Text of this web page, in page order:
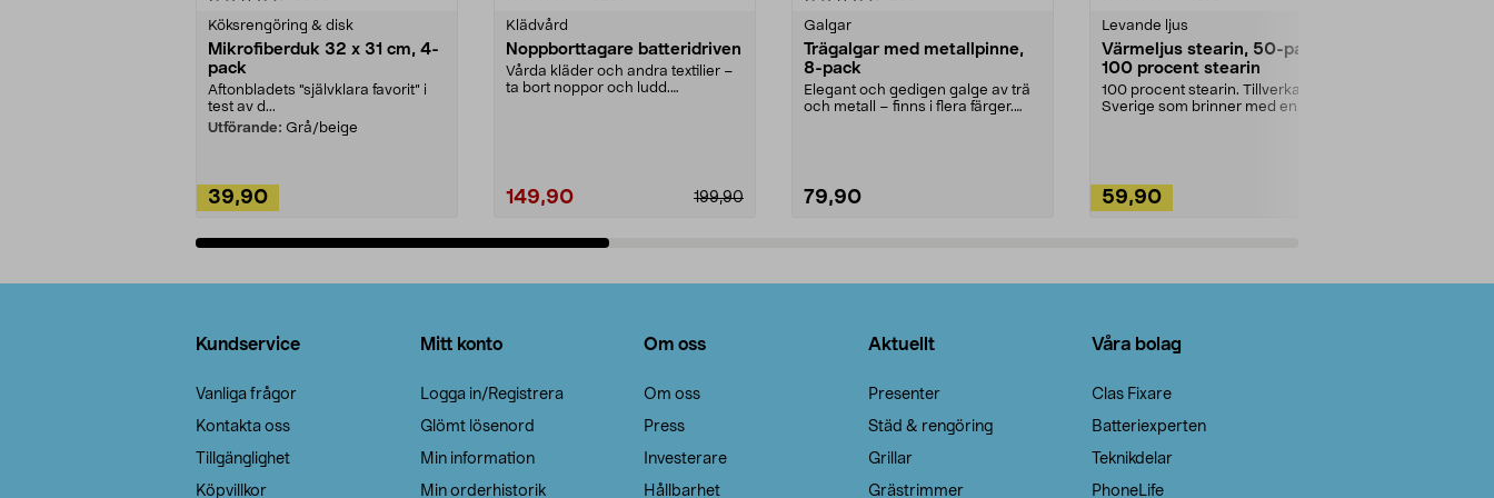
Köksrengöring & disk
Mikrofiberduk 32 x 31 cm, 4-
pack
Aftonbladets "självklara favorit” i
test av d...
Utförande: Grå/beige
39,90
Klädvård
Noppborttagare batteridriven
Vårda kläder och andra textilier –
ta bort noppor och ludd.
199,90
149,90
Galgar
Trägalgar med metallpinne,
8-pack
Elegant och gedigen galge av trä
och metall – finns i flera färger.
79,90
Levande ljus
Värmeljus stearin, 50-pack,
100 procent stearin
100 procent stearin. Tillverkade i
Sverige som brinner med en
59,90
Kundservice
Vanliga frågor
Kontakta oss
Tillgänglighet
Köpvillkor
Mitt konto
Logga in/Registrera
Glömt lösenord
Min information
Min orderhistorik
Om oss
Om oss
Press
Investerare
Hållbarhet
Aktuellt
Presenter
Städ & rengöring
Grillar
Grästrimmer
Våra bolag
Clas Fixare
Batteriexperten
Teknikdelar
PhoneLife